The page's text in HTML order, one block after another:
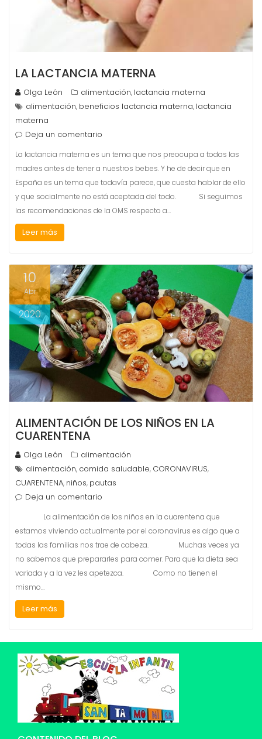
LA LACTANCIA MATERNA
Olga León alimentación, lactancia materna
alimentación, beneficios lactancia materna, lactancia
materna
Deja un comentario
La lactancia materna es un tema que nos preocupa a todas las
madres antes de tener a nuestros bebes. Y he de decir que en
España es un tema que todavía parece, que cuesta hablar de ello
y que socialmente no está aceptada del todo. Si seguimos
las recomendaciones de la OMS respecto a…
Leer más
10
Abr
2020
ALIMENTACIÓN DE LOS NIÑOS EN LA
CUARENTENA
Olga León
alimentación
alimentación, comida saludable, CORONAVIRUS,
CUARENTENA, niños, pautas
Deja un comentario
La alimentación de los niños en la cuarentena que
estamos viviendo actualmente por el coronavirus es algo que a
todas las familias nos trae de cabeza. Muchas veces ya
no sabemos que prepararles para comer. Para que la dieta sea
variada y a la vez les apetezca. Como no tienen el
mismo…
Leer más